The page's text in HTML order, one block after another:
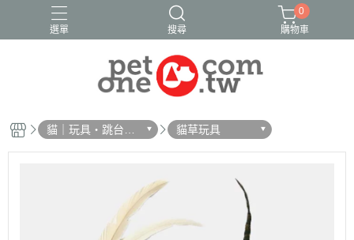
選單 搜尋
0
購物車
貓｜玩具・跳台・
抓板
貓草玩具